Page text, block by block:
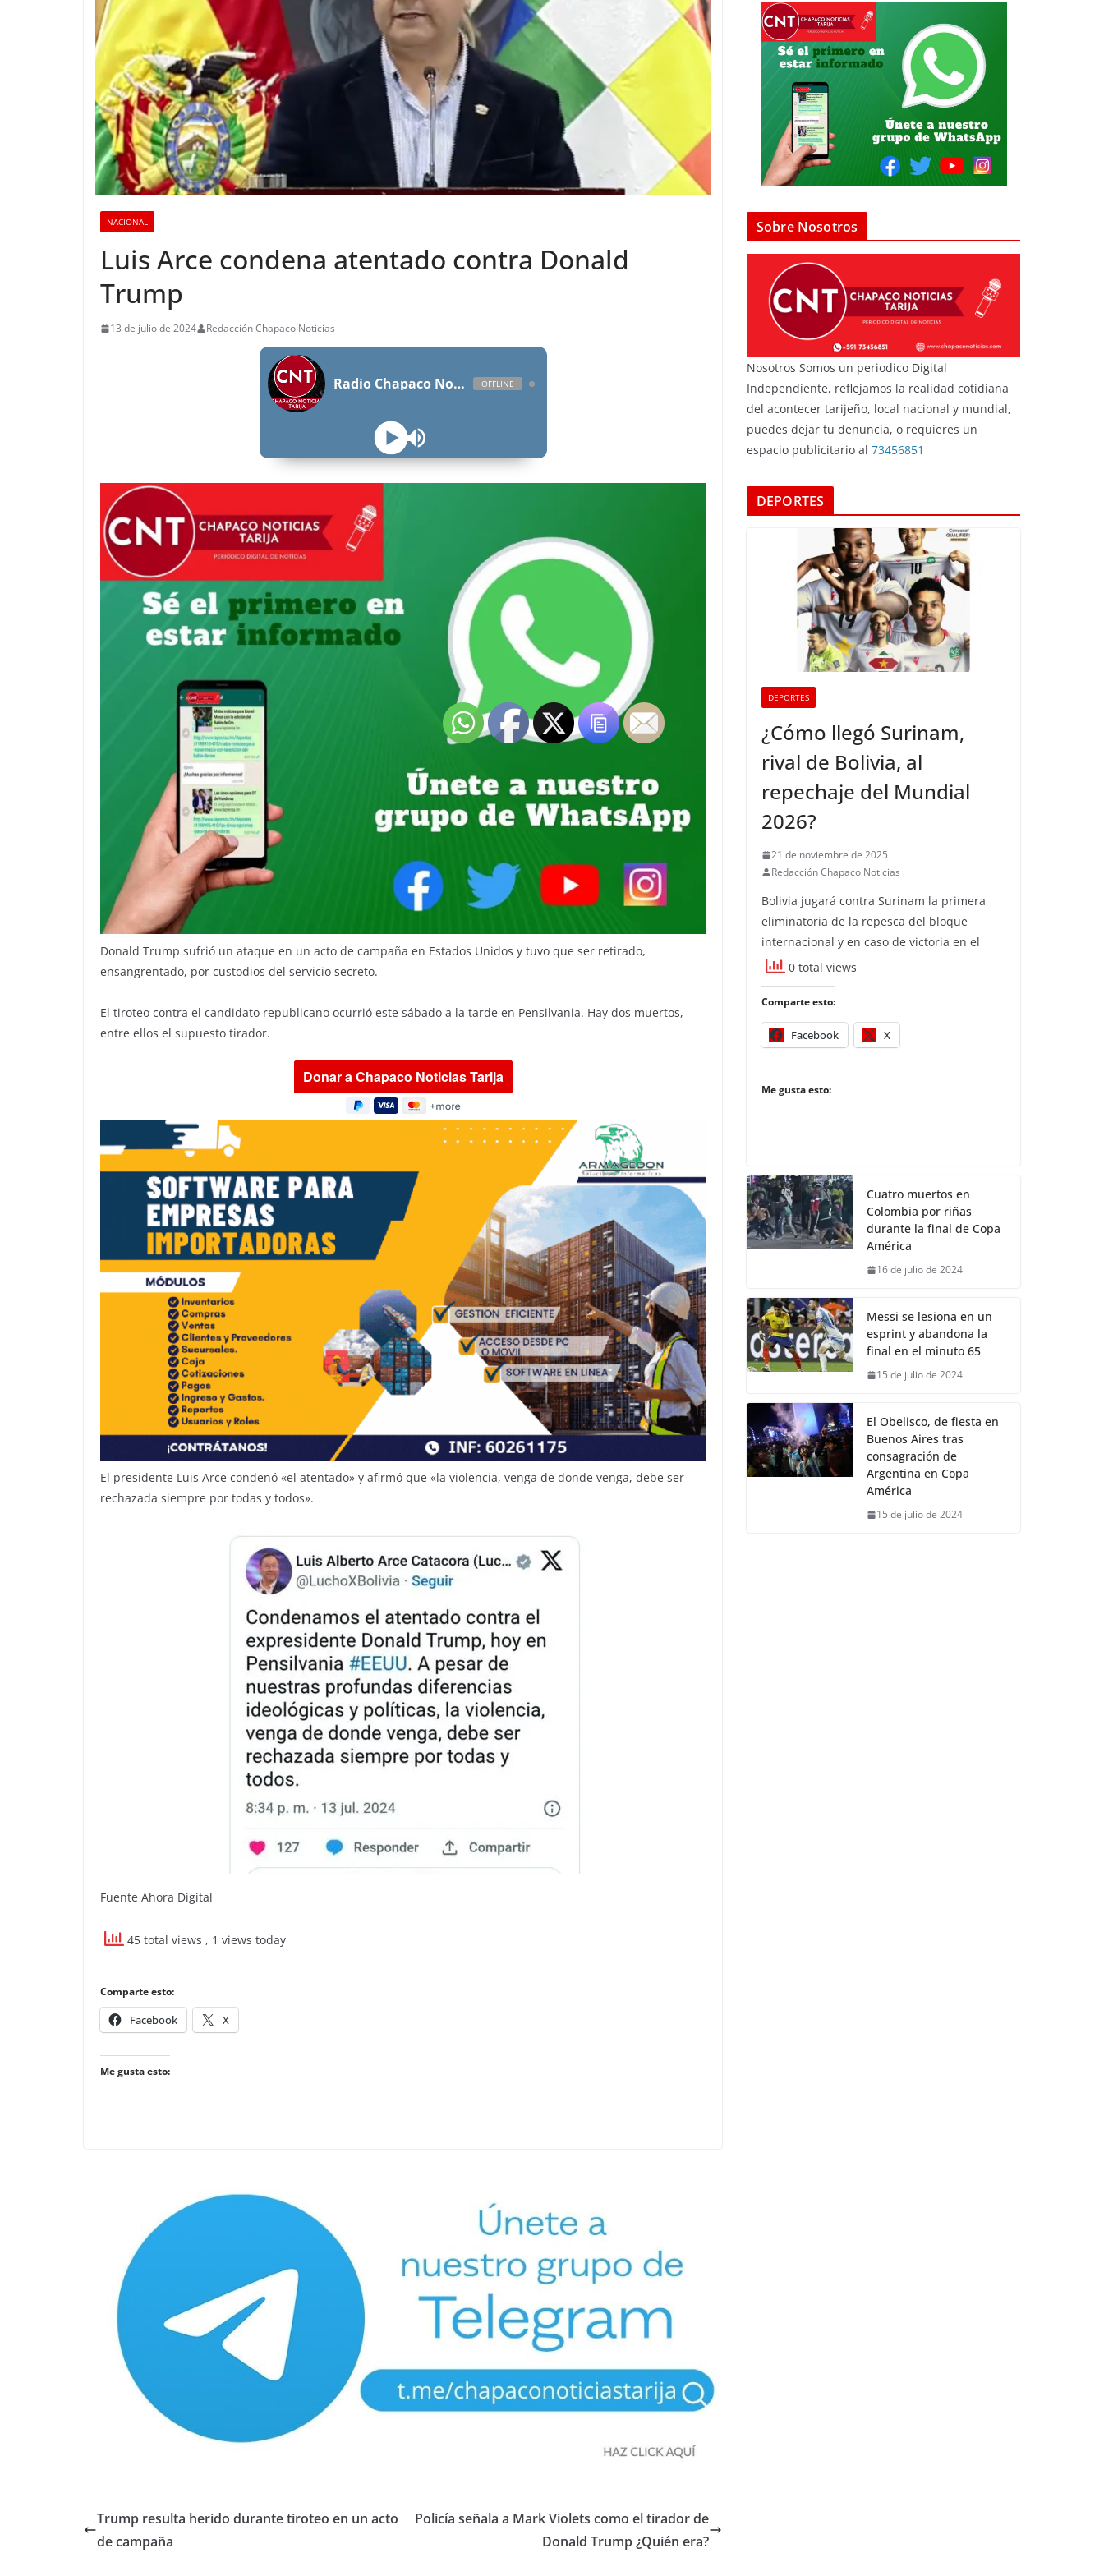
NACIONAL
Luis Arce condena atentado contra Donald
Trump
13 de julio de 2024 Redacción Chapaco Noticias
Radio Chapaco Noticias Las 24 horas en vivo OFFLINE
Donald Trump sufrió un ataque en un acto de campaña en Estados Unidos y tuvo que ser retirado,
ensangrentado, por custodios del servicio secreto.
El tiroteo contra el candidato republicano ocurrió este sábado a la tarde en Pensilvania. Hay dos muertos,
entre ellos el supuesto tirador.
El presidente Luis Arce condenó «el atentado» y afirmó que «la violencia, venga de donde venga, debe ser
rechazada siempre por todas y todos».
Fuente Ahora Digital
45 total views , 1 views today
Comparte esto:
Facebook X
Me gusta esto:
Trump resulta herido durante tiroteo en un acto
de campaña
Policía señala a Mark Violets como el tirador de
Donald Trump ¿Quién era?
Sobre Nosotros
Nosotros Somos un periodico Digital
Independiente, reflejamos la realidad cotidiana
del acontecer tarijeño, local nacional y mundial,
puedes dejar tu denuncia, o requieres un
espacio publicitario al 73456851
DEPORTES
DEPORTES
¿Cómo llegó Surinam,
rival de Bolivia, al
repechaje del Mundial
2026?
21 de noviembre de 2025
Redacción Chapaco Noticias
Bolivia jugará contra Surinam la primera
eliminatoria de la repesca del bloque
internacional y en caso de victoria en el
0 total views
Comparte esto:
Facebook X
Me gusta esto:
Cuatro muertos en
Colombia por riñas
durante la final de Copa
América
16 de julio de 2024
Messi se lesiona en un
esprint y abandona la
final en el minuto 65
15 de julio de 2024
El Obelisco, de fiesta en
Buenos Aires tras
consagración de
Argentina en Copa
América
15 de julio de 2024